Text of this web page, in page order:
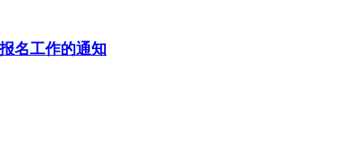
名工作的通知